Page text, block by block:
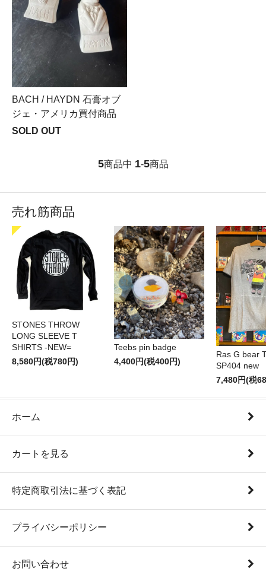
BACH / HAYDN 石膏オブ
ジェ・アメリカ買付商品
SOLD OUT
5商品中 1-5商品
売れ筋商品
STONES THROW
LONG SLEEVE T
SHIRTS -NEW=
8,580円(税780円)
Teebs pin badge
4,400円(税400円)
Ras G bear
SP404 new
7,480円(税
ホーム
カートを見る
特定商取引法に基づく表記
プライバシーポリシー
お問い合わせ